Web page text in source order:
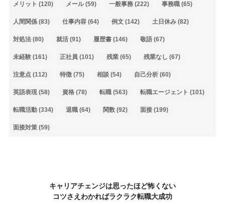
メリット (120) メール(59) 一般事務(222) 事務職(65)
人間関係(83) 仕事内容(64) 例文(142) 土日休み(82)
対処法(80) 就活(91) 履歴書(146) 敬語(67)
未経験(161) 正社員 (101) 残業(65) 残業なし (67)
注意点(112) 特徴(75) 相談(54) 自己分析(60)
英語表現(58) 資格(78) 転職(563) 転職エージェント (101)
転職活動(334) 退職(64) 関数(92) 面接(199)
面接対策(59)
キャリアチェンジは思ったほど怖くない
コツさえわかればラクラク転職大成功